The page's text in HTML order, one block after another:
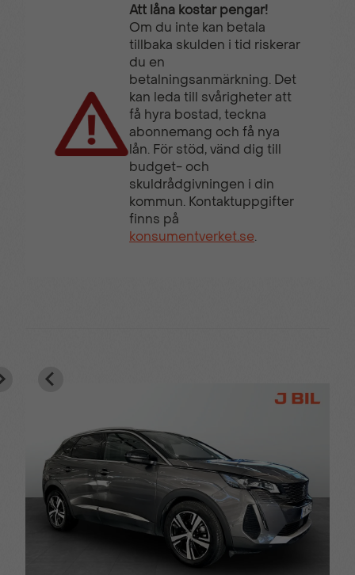
Att låna kostar pengar!
Om du inte kan betala
tillbaka skulden i tid riskerar
du en
betalningsanmärkning. Det
kan leda till svårigheter att
få hyra bostad, teckna
abonnemang och få nya
lån. För stöd, vänd dig till
budget- och
skuldrådgivningen i din
kommun. Kontaktuppgifter
finns på
konsumentverket.se.